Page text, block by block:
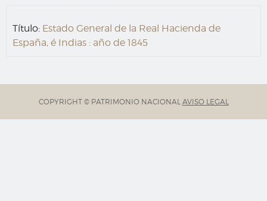
Título: Estado General de la Real Hacienda de
España, é Indias : año de 1845
COPYRIGHT © PATRIMONIO NACIONAL AVISO LEGAL